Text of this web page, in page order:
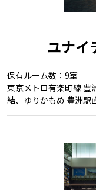
ユナイ
保有ルーム数：9室
東京メトロ有楽町線 豊
結、ゆりかもめ 豊洲駅